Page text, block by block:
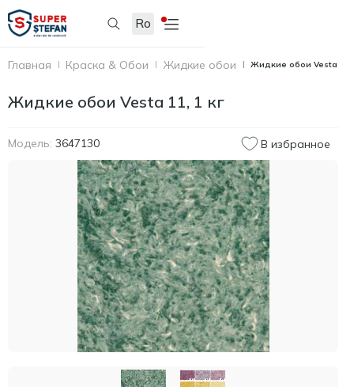
Ro
Главная Краска & Обои Жидкие обои Жидкие обои Vesta 11,
Жидкие обои Vesta 11, 1 кг
Модель: 3647130 В избранное